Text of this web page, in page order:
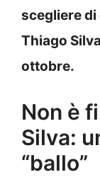
scegliere
Thiago
ottobre.
Non è
Silva:
“ballo”